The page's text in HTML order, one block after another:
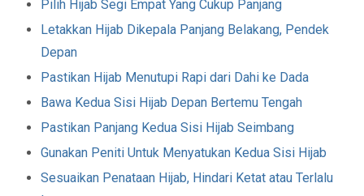
Pilih Hijab Segi Empat Yang Cukup Panjang
Letakkan Hijab Dikepala Panjang Belakang, Pendek
Depan
Pastikan Hijab Menutupi Rapi dari Dahi ke Dada
Bawa Kedua Sisi Hijab Depan Bertemu Tengah
Pastikan Panjang Kedua Sisi Hijab Seimbang
Gunakan Peniti Untuk Menyatukan Kedua Sisi Hijab
Sesuaikan Penataan Hijab, Hindari Ketat atau Terlalu